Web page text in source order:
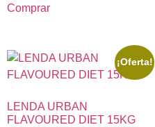
Comprar
¡Oferta!
LENDA URBAN
FLAVOURED DIET 15KG